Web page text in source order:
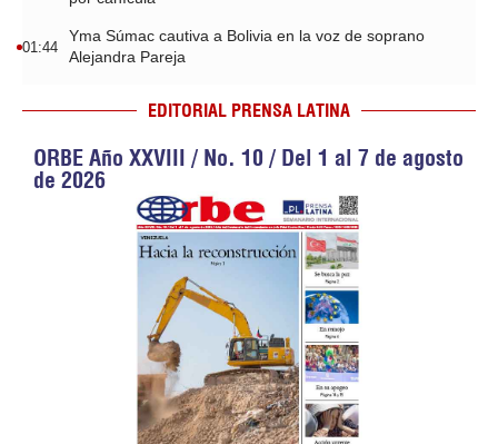
01:44
Yma Súmac cautiva a Bolivia en la voz de soprano
Alejandra Pareja
EDITORIAL PRENSA LATINA
ORBE Año XXVIII / No. 10 / Del 1 al 7 de agosto
de 2026